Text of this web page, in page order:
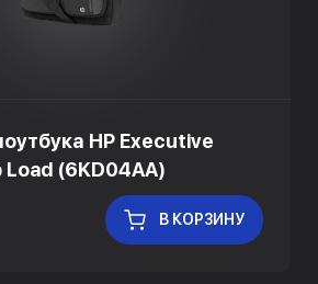
HP Executive
Load (6KD04AA)
В КОРЗИНУ